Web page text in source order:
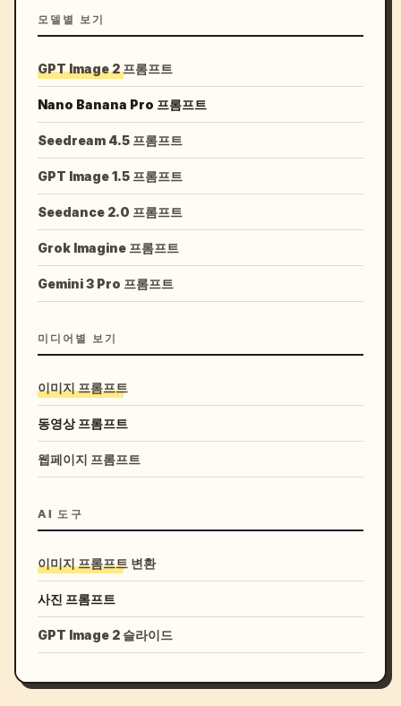
모델별 보기
GPT Image 2 프롬프트
Nano Banana Pro 프롬프트
Seedream 4.5 프롬프트
GPT Image 1.5 프롬프트
Seedance 2.0 프롬프트
Grok Imagine 프롬프트
Gemini 3 Pro 프롬프트
미디어별 보기
이미지 프롬프트
동영상 프롬프트
웹페이지 프롬프트
AI 도구
이미지 프롬프트 변환
사진 프롬프트
GPT Image 2 슬라이드